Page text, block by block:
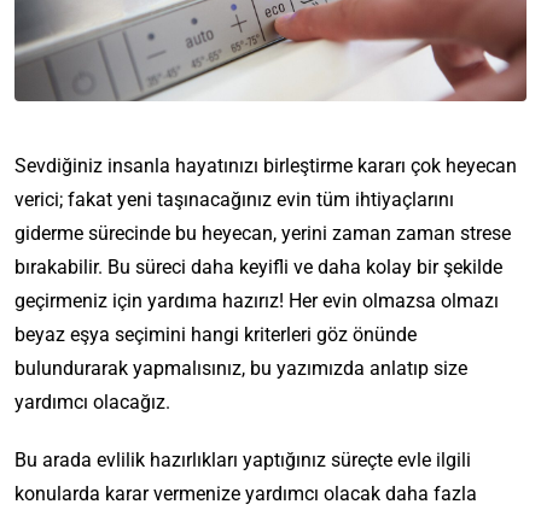
Sevdiğiniz insanla hayatınızı birleştirme kararı çok heyecan
verici; fakat yeni taşınacağınız evin tüm ihtiyaçlarını
giderme sürecinde bu heyecan, yerini zaman zaman strese
bırakabilir. Bu süreci daha keyifli ve daha kolay bir şekilde
geçirmeniz için yardıma hazırız! Her evin olmazsa olmazı
beyaz eşya seçimini hangi kriterleri göz önünde
bulundurarak yapmalısınız, bu yazımızda anlatıp size
yardımcı olacağız.
Bu arada evlilik hazırlıkları yaptığınız süreçte evle ilgili
konularda karar vermenize yardımcı olacak daha fazla